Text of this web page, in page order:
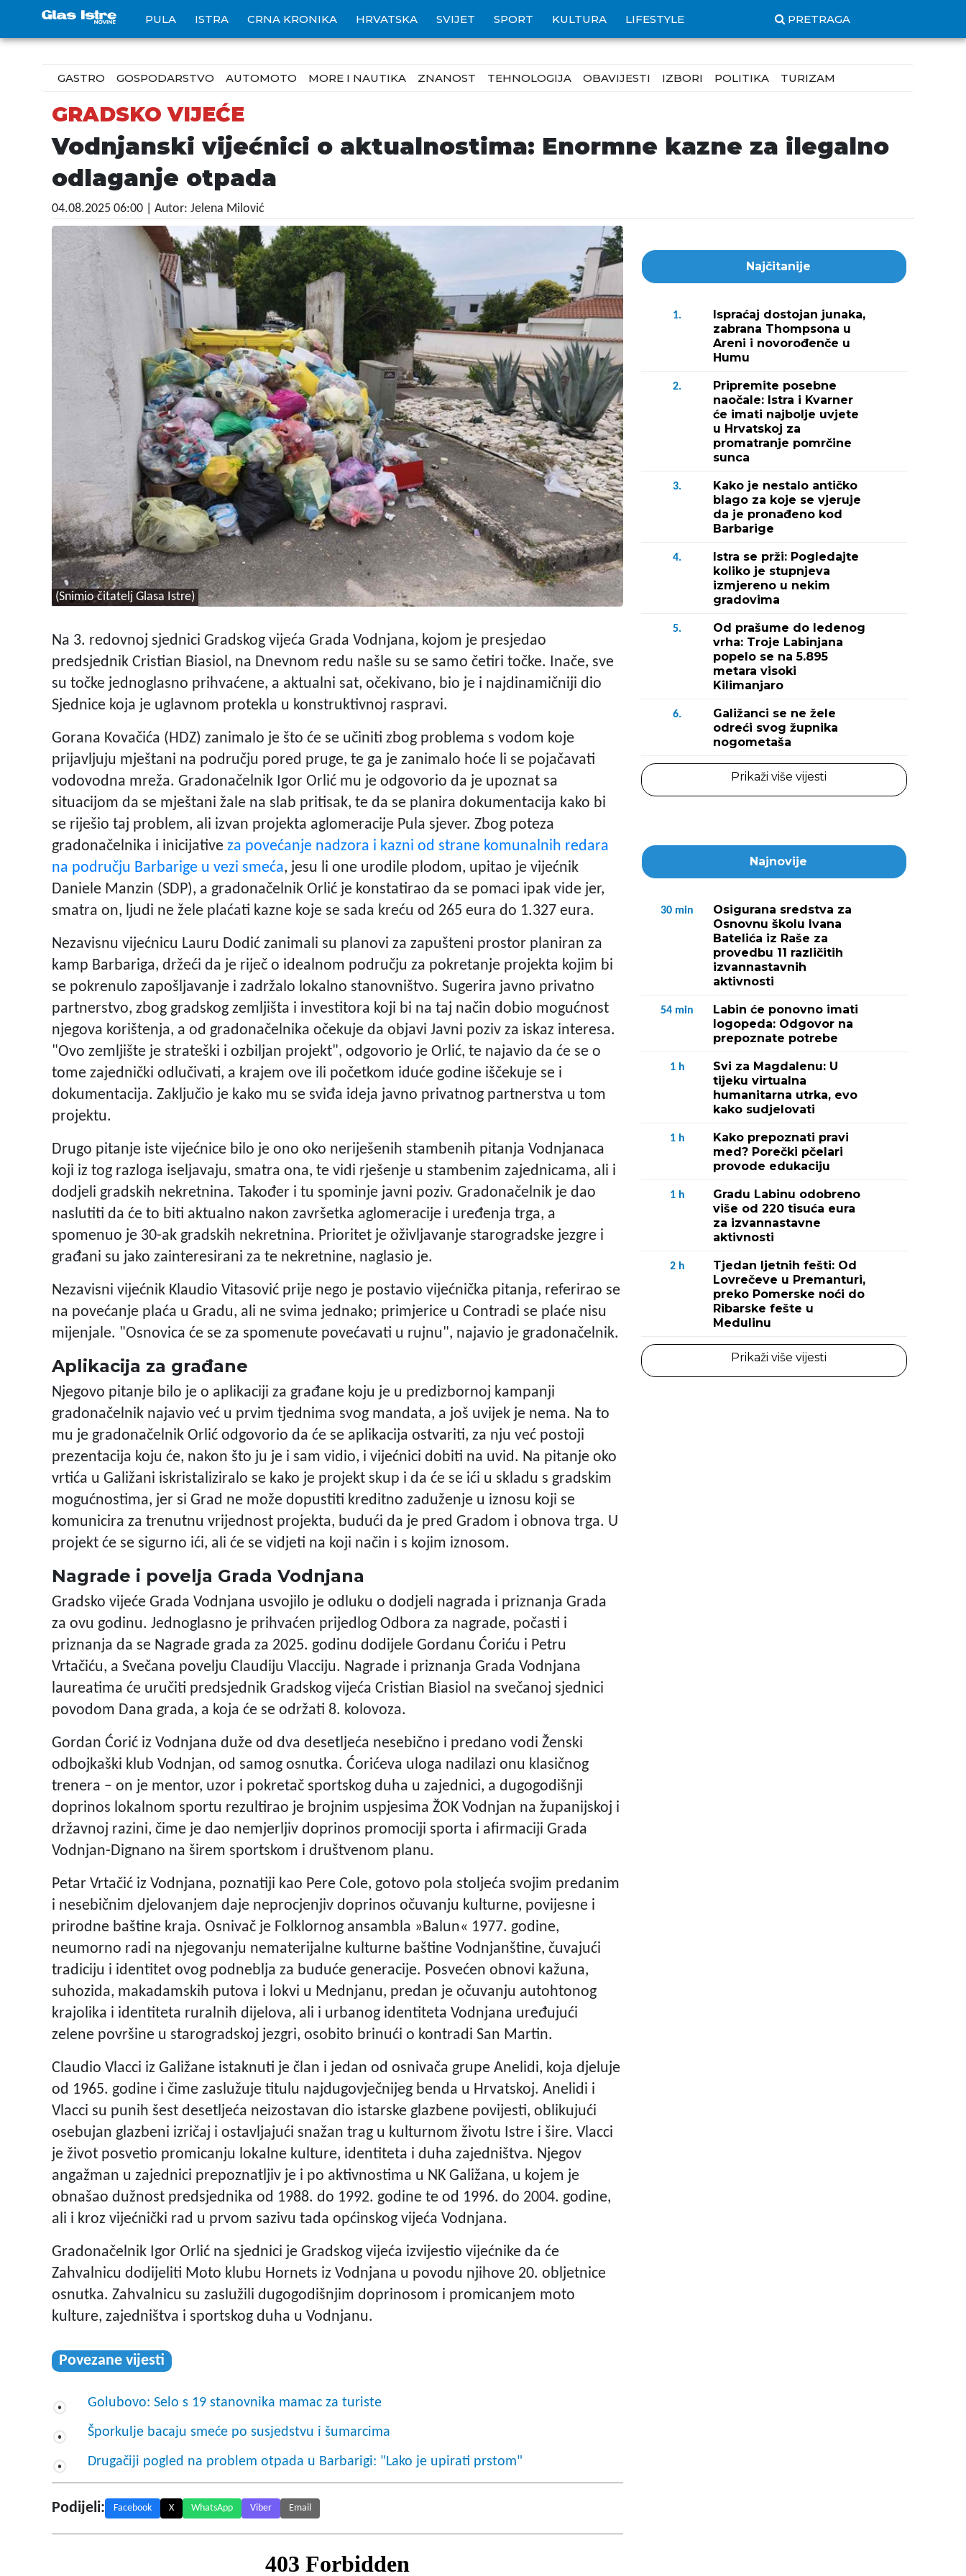
PULA ISTRA CRNA KRONIKA HRVATSKA SVIJET SPORT KULTURA LIFESTYLE PRETRAGA
GASTRO GOSPODARSTVO AUTOMOTO MORE I NAUTIKA ZNANOST TEHNOLOGIJA OBAVIJESTI IZBORI POLITIKA TURIZAM
GRADSKO VIJEĆE
Vodnjanski vijećnici o aktualnostima: Enormne kazne za ilegalno
odlaganje otpada
04.08.2025 06:00 | Autor: Jelena Milović
(Snimio čitatelj Glasa Istre)
Na 3. redovnoj sjednici Gradskog vijeća Grada Vodnjana, kojom je presjedao
predsjednik Cristian Biasiol, na Dnevnom redu našle su se samo četiri točke. Inače, sve
su točke jednoglasno prihvaćene, a aktualni sat, očekivano, bio je i najdinamičniji dio
Sjednice koja je uglavnom protekla u konstruktivnoj raspravi.
Gorana Kovačića (HDZ) zanimalo je što će se učiniti zbog problema s vodom koje
prijavljuju mještani na području pored pruge, te ga je zanimalo hoće li se pojačavati
vodovodna mreža. Gradonačelnik Igor Orlić mu je odgovorio da je upoznat sa
situacijom da se mještani žale na slab pritisak, te da se planira dokumentacija kako bi
se riješio taj problem, ali izvan projekta aglomeracije Pula sjever. Zbog poteza
gradonačelnika i inicijative za povećanje nadzora i kazni od strane komunalnih redara
na području Barbarige u vezi smeća, jesu li one urodile plodom, upitao je vijećnik
Daniele Manzin (SDP), a gradonačelnik Orlić je konstatirao da se pomaci ipak vide jer,
smatra on, ljudi ne žele plaćati kazne koje se sada kreću od 265 eura do 1.327 eura.
Nezavisnu vijećnicu Lauru Dodić zanimali su planovi za zapušteni prostor planiran za
kamp Barbariga, držeći da je riječ o idealnom području za pokretanje projekta kojim bi
se pokrenulo zapošljavanje i zadržalo lokalno stanovništvo. Sugerira javno privatno
partnerstvo, zbog gradskog zemljišta i investitora koji bi na taj način dobio mogućnost
njegova korištenja, a od gradonačelnika očekuje da objavi Javni poziv za iskaz interesa.
"Ovo zemljište je strateški i ozbiljan projekt", odgovorio je Orlić, te najavio da će se o
tome zajednički odlučivati, a krajem ove ili početkom iduće godine iščekuje se i
dokumentacija. Zaključio je kako mu se sviđa ideja javno privatnog partnerstva u tom
projektu.
Drugo pitanje iste vijećnice bilo je ono oko neriješenih stambenih pitanja Vodnjanaca
koji iz tog razloga iseljavaju, smatra ona, te vidi rješenje u stambenim zajednicama, ali i
dodjeli gradskih nekretnina. Također i tu spominje javni poziv. Gradonačelnik je dao
naslutiti da će to biti aktualno nakon završetka aglomeracije i uređenja trga, a
spomenuo je 30-ak gradskih nekretnina. Prioritet je oživljavanje starogradske jezgre i
građani su jako zainteresirani za te nekretnine, naglasio je.
Nezavisni vijećnik Klaudio Vitasović prije nego je postavio vijećnička pitanja, referirao se
na povećanje plaća u Gradu, ali ne svima jednako; primjerice u Contradi se plaće nisu
mijenjale. "Osnovica će se za spomenute povećavati u rujnu", najavio je gradonačelnik.
Aplikacija za građane
Njegovo pitanje bilo je o aplikaciji za građane koju je u predizbornoj kampanji
gradonačelnik najavio već u prvim tjednima svog mandata, a još uvijek je nema. Na to
mu je gradonačelnik Orlić odgovorio da će se aplikacija ostvariti, za nju već postoji
prezentacija koju će, nakon što ju je i sam vidio, i vijećnici dobiti na uvid. Na pitanje oko
vrtića u Galižani iskristaliziralo se kako je projekt skup i da će se ići u skladu s gradskim
mogućnostima, jer si Grad ne može dopustiti kreditno zaduženje u iznosu koji se
komunicira za trenutnu vrijednost projekta, budući da je pred Gradom i obnova trga. U
projekt će se sigurno ići, ali će se vidjeti na koji način i s kojim iznosom.
Nagrade i povelja Grada Vodnjana
Gradsko vijeće Grada Vodnjana usvojilo je odluku o dodjeli nagrada i priznanja Grada
za ovu godinu. Jednoglasno je prihvaćen prijedlog Odbora za nagrade, počasti i
priznanja da se Nagrade grada za 2025. godinu dodijele Gordanu Ćoriću i Petru
Vrtačiću, a Svečana povelju Claudiju Vlacciju. Nagrade i priznanja Grada Vodnjana
laureatima će uručiti predsjednik Gradskog vijeća Cristian Biasiol na svečanoj sjednici
povodom Dana grada, a koja će se održati 8. kolovoza.
Gordan Ćorić iz Vodnjana duže od dva desetljeća nesebično i predano vodi Ženski
odbojkaški klub Vodnjan, od samog osnutka. Ćorićeva uloga nadilazi onu klasičnog
trenera – on je mentor, uzor i pokretač sportskog duha u zajednici, a dugogodišnji
doprinos lokalnom sportu rezultirao je brojnim uspjesima ŽOK Vodnjan na županijskoj i
državnoj razini, čime je dao nemjerljiv doprinos promociji sporta i afirmaciji Grada
Vodnjan-Dignano na širem sportskom i društvenom planu.
Petar Vrtačić iz Vodnjana, poznatiji kao Pere Cole, gotovo pola stoljeća svojim predanim
i nesebičnim djelovanjem daje neprocjenjiv doprinos očuvanju kulturne, povijesne i
prirodne baštine kraja. Osnivač je Folklornog ansambla »Balun« 1977. godine,
neumorno radi na njegovanju nematerijalne kulturne baštine Vodnjanštine, čuvajući
tradiciju i identitet ovog podneblja za buduće generacije. Posvećen obnovi kažuna,
suhozida, makadamskih putova i lokvi u Mednjanu, predan je očuvanju autohtonog
krajolika i identiteta ruralnih dijelova, ali i urbanog identiteta Vodnjana uređujući
zelene površine u starogradskoj jezgri, osobito brinući o kontradi San Martin.
Claudio Vlacci iz Galižane istaknuti je član i jedan od osnivača grupe Anelidi, koja djeluje
od 1965. godine i čime zaslužuje titulu najdugovječnijeg benda u Hrvatskoj. Anelidi i
Vlacci su punih šest desetljeća neizostavan dio istarske glazbene povijesti, oblikujući
osebujan glazbeni izričaj i ostavljajući snažan trag u kulturnom životu Istre i šire. Vlacci
je život posvetio promicanju lokalne kulture, identiteta i duha zajedništva. Njegov
angažman u zajednici prepoznatljiv je i po aktivnostima u NK Galižana, u kojem je
obnašao dužnost predsjednika od 1988. do 1992. godine te od 1996. do 2004. godine,
ali i kroz vijećnički rad u prvom sazivu tada općinskog vijeća Vodnjana.
Gradonačelnik Igor Orlić na sjednici je Gradskog vijeća izvijestio vijećnike da će
Zahvalnicu dodijeliti Moto klubu Hornets iz Vodnjana u povodu njihove 20. obljetnice
osnutka. Zahvalnicu su zaslužili dugogodišnjim doprinosom i promicanjem moto
kulture, zajedništva i sportskog duha u Vodnjanu.
Povezane vijesti
Golubovo: Selo s 19 stanovnika mamac za turiste
Šporkulje bacaju smeće po susjedstvu i šumarcima
Drugačiji pogled na problem otpada u Barbarigi: "Lako je upirati prstom"
Podijeli: Facebook X WhatsApp Viber Email
Najčitanije
1.
Ispraćaj dostojan junaka,
zabrana Thompsona u
Areni i novorođenče u
Humu
2.
Pripremite posebne
naočale: Istra i Kvarner
će imati najbolje uvjete
u Hrvatskoj za
promatranje pomrčine
sunca
3.
Kako je nestalo antičko
blago za koje se vjeruje
da je pronađeno kod
Barbarige
4.
Istra se prži: Pogledajte
koliko je stupnjeva
izmjereno u nekim
gradovima
5.
Od prašume do ledenog
vrha: Troje Labinjana
popelo se na 5.895
metara visoki
Kilimanjaro
6.
Galižanci se ne žele
odreći svog župnika
nogometaša
Prikaži više vijesti
Najnovije
30 min
Osigurana sredstva za
Osnovnu školu Ivana
Batelića iz Raše za
provedbu 11 različitih
izvannastavnih
aktivnosti
54 min
Labin će ponovno imati
logopeda: Odgovor na
prepoznate potrebe
1 h
Svi za Magdalenu: U
tijeku virtualna
humanitarna utrka, evo
kako sudjelovati
1 h
Kako prepoznati pravi
med? Porečki pčelari
provode edukaciju
1 h
Gradu Labinu odobreno
više od 220 tisuća eura
za izvannastavne
aktivnosti
2 h
Tjedan ljetnih fešti: Od
Lovrečeve u Premanturi,
preko Pomerske noći do
Ribarske fešte u
Medulinu
Prikaži više vijesti